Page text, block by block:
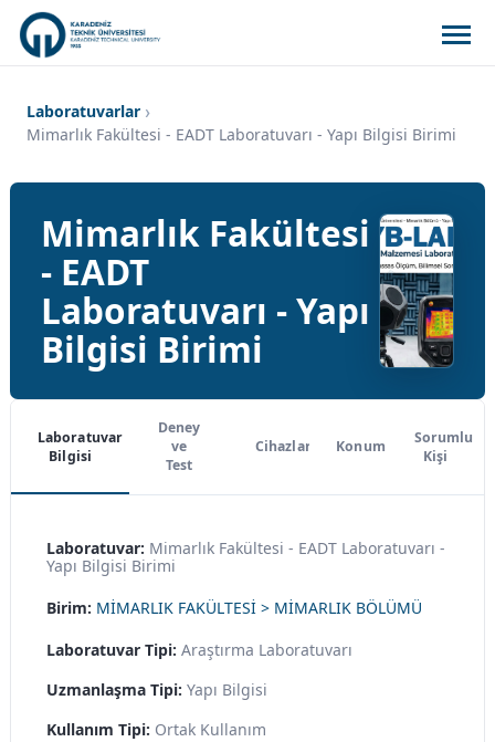
Laboratuvarlar
Mimarlık Fakültesi - EADT Laboratuvarı - Yapı Bilgisi Birimi
Mimarlık Fakültesi
- EADT
Laboratuvarı - Yapı
Bilgisi Birimi
Laboratuvar
Bilgisi
Deney
ve
Test
Cihazlar Konum
Sorumlu
Kişi
Laboratuvar: Mimarlık Fakültesi - EADT Laboratuvarı -
Yapı Bilgisi Birimi
Birim: MİMARLIK FAKÜLTESİ > MİMARLIK BÖLÜMÜ
Laboratuvar Tipi: Araştırma Laboratuvarı
Uzmanlaşma Tipi: Yapı Bilgisi
Kullanım Tipi: Ortak Kullanım